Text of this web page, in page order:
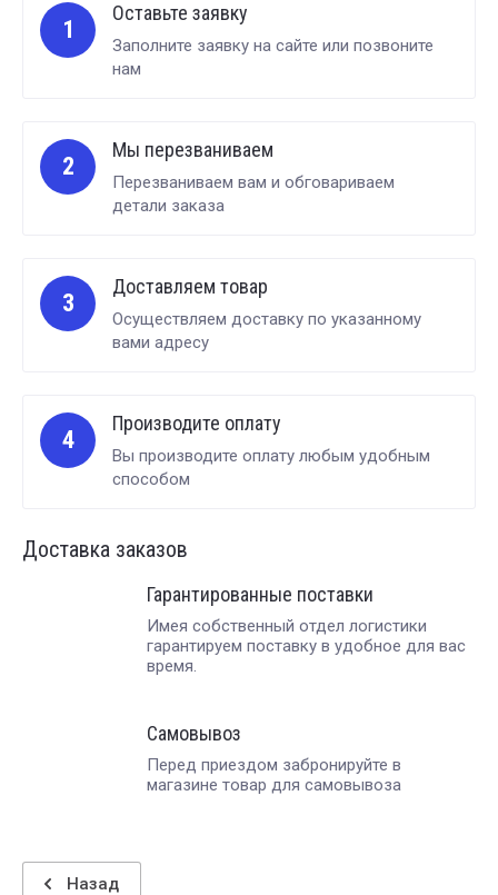
1
Оставьте заявку
Заполните заявку на сайте или позвоните
нам
2
Мы перезваниваем
Перезваниваем вам и обговариваем
детали заказа
3
Доставляем товар
Осуществляем доставку по указанному
вами адресу
4
Производите оплату
Вы производите оплату любым удобным
способом
Доставка заказов
Гарантированные поставки
Имея собственный отдел логистики
гарантируем поставку в удобное для вас
время.
Самовывоз
Перед приездом забронируйте в
магазине товар для самовывоза
Назад